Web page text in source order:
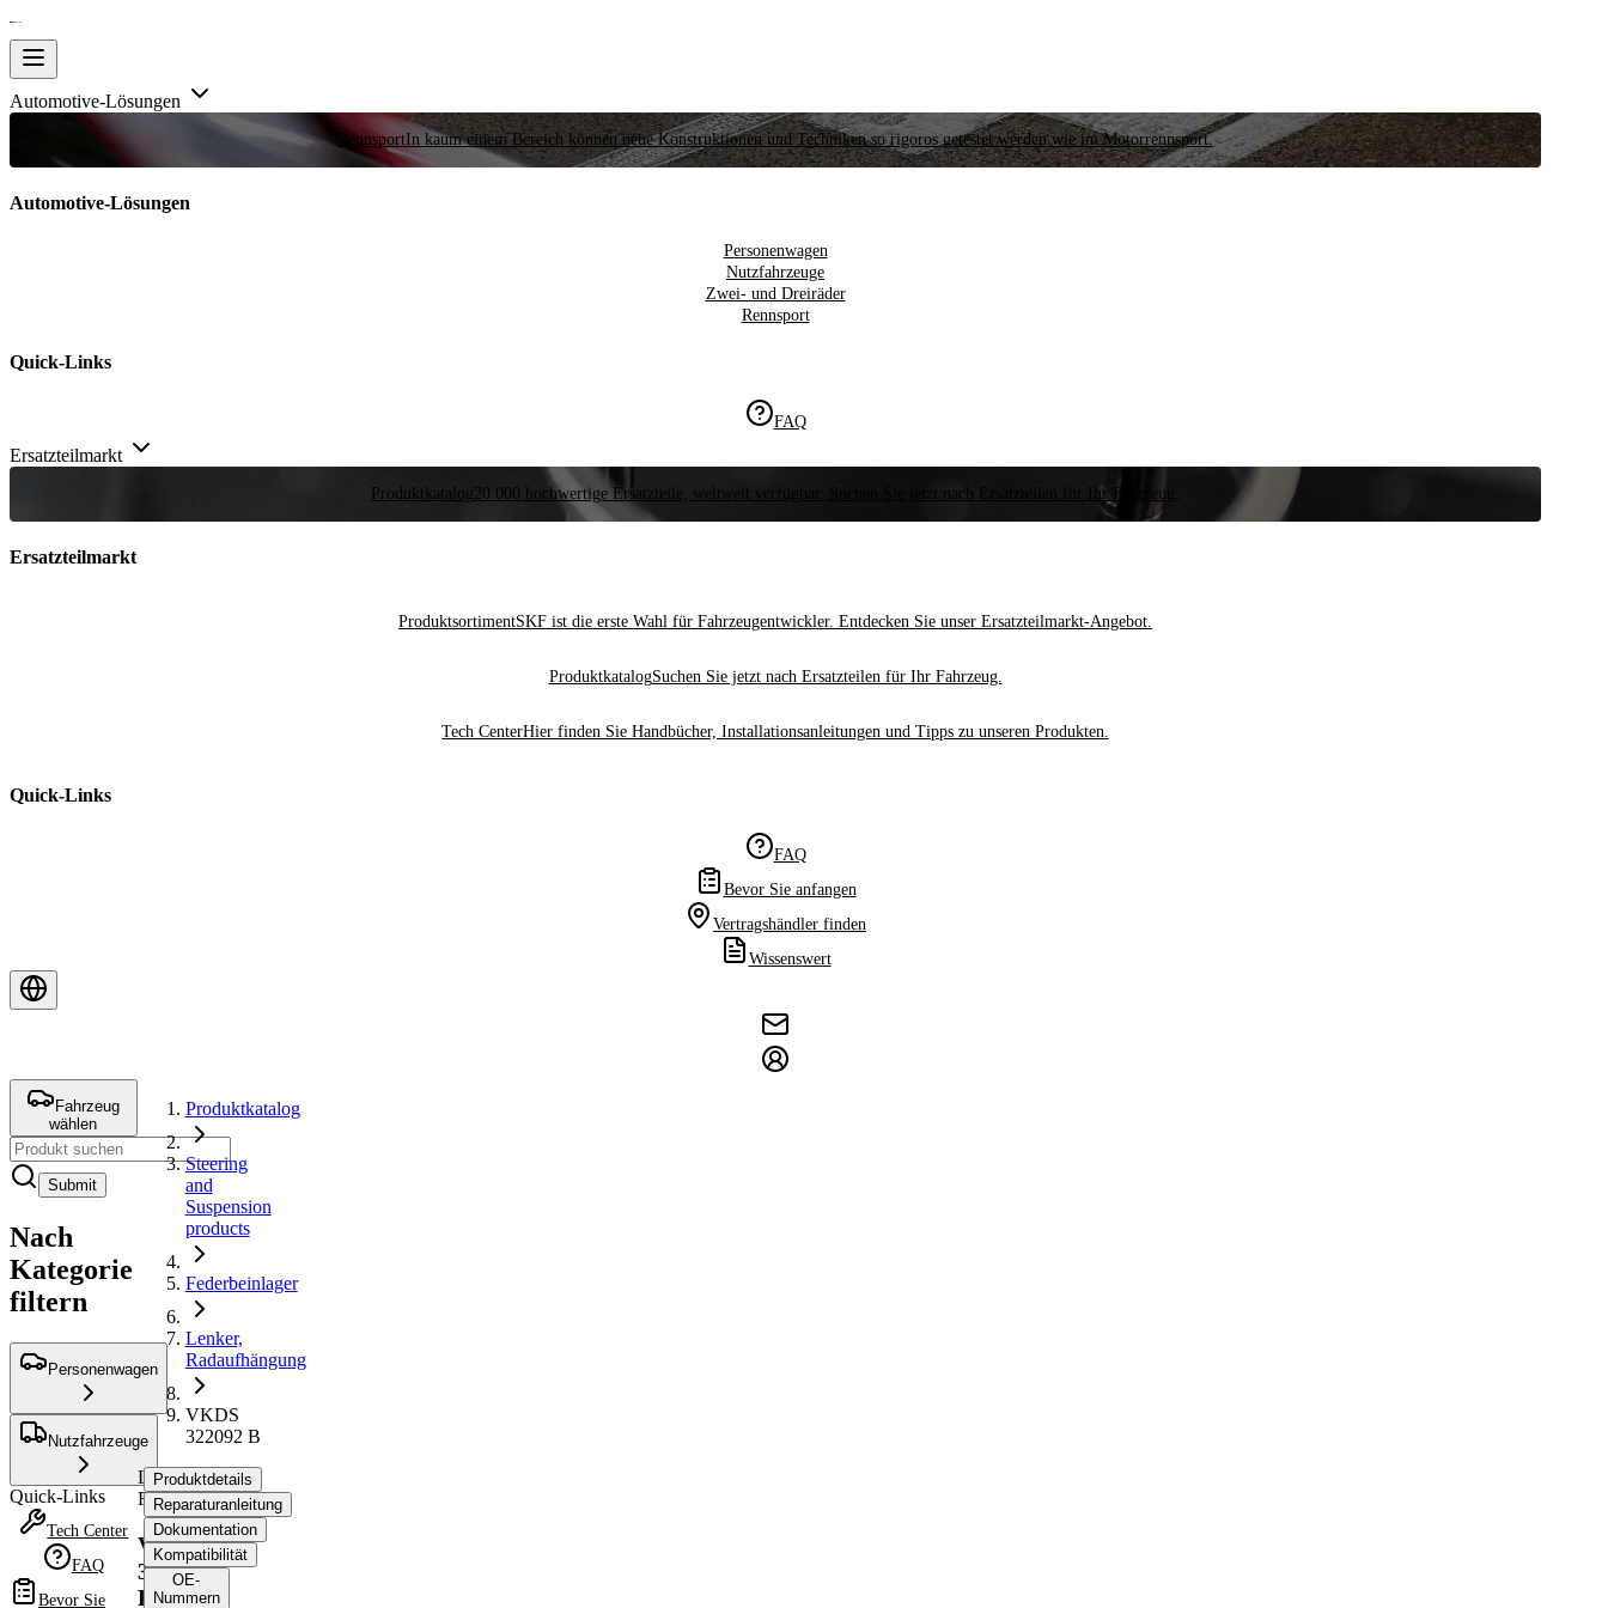
Automotive-Lösungen
RennsportIn kaum einem Bereich können neue Konstruktionen und Techniken so rigoros getestet werden wie im Motorrennsport.
Automotive-Lösungen
Personenwagen
Nutzfahrzeuge
Zwei- und Dreiräder
Rennsport
Quick-Links
FAQ
Ersatzteilmarkt
Produktkatalog20.000 hochwertige Ersatzteile, weltweit verfügbar. Suchen Sie jetzt nach Ersatzteilen für Ihr Fahrzeug.
Ersatzteilmarkt
ProduktsortimentSKF ist die erste Wahl für Fahrzeugentwickler. Entdecken Sie unser Ersatzteilmarkt-Angebot.
ProduktkatalogSuchen Sie jetzt nach Ersatzteilen für Ihr Fahrzeug.
Tech CenterHier finden Sie Handbücher, Installationsanleitungen und Tipps zu unseren Produkten.
Quick-Links
FAQ
Bevor Sie anfangen
Vertragshändler finden
Wissenswert
Fahrzeug
wählen
Submit
Nach
Kategorie
filtern
Personenwagen
Nutzfahrzeuge
Quick-Links
Tech Center
FAQ
Bevor Sie
Produktkatalog
Steering
and
Suspension
products
Federbeinlager
Lenker,
Radaufhängung
VKDS
322092 B
Lenker,
Radaufhängung
VKDS
322092
B
Produktdetails
Reparaturanleitung
Dokumentation
Kompatibilität
OE-
Nummern